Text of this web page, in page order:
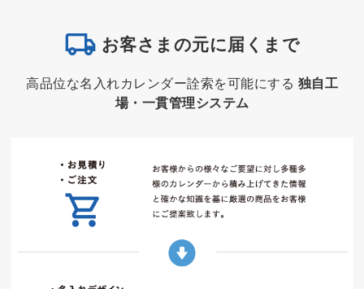
お客さまの元に届くまで
高品位な名入れカレンダー詮索を可能にする 独自工
場・一貫管理システム